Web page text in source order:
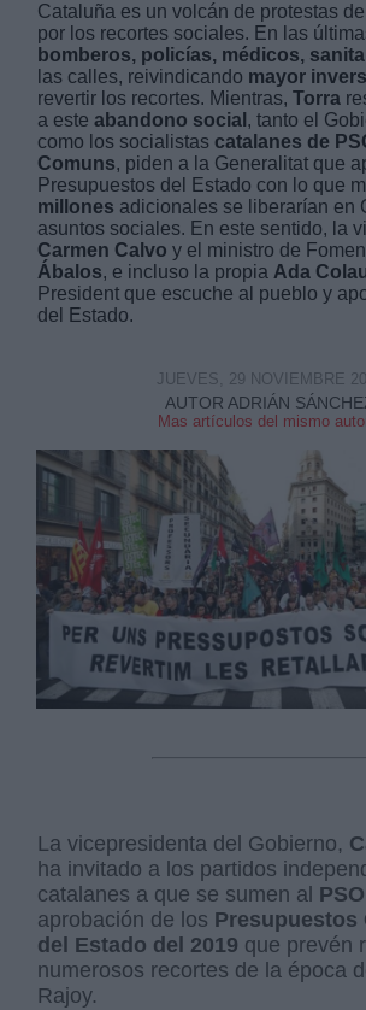
Cataluña es un volcán de protestas
por los recortes sociales. En las
bomberos, policías, médicos,
las calles, reivindicando mayor
revertir los recortes. Mientras,Torra
a esteabandono social , tanto el
como los socialistas catalanes de
Comuns, piden a la Generalitat que
Presupuestos del Estado con lo que
millones adicionales se liberarían en
asuntos sociales. En este sentido, la
Carmen Calvo y el ministro de
Ábalos, e incluso la propia Ada
President que escuche al pueblo y
del Estado.
AUTOR ADRIÁN
Mas artículos del mismo
JUEVES, 29 NOVIEMBRE
La vicepresidenta del Gobierno,
ha invitado a los partidos
catalanes a que se sumen al
aprobación de los Presupuestos
del Estado del 2019 que prevén
numerosos recortes de la época
Rajoy.
Derechos:
link
Información adicional
link